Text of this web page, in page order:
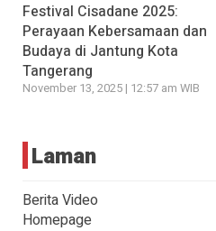
Festival Cisadane 2025:
Perayaan Kebersamaan dan
Budaya di Jantung Kota
Tangerang
November 13, 2025 | 12:57 am WIB
Laman
Berita Video
Homepage